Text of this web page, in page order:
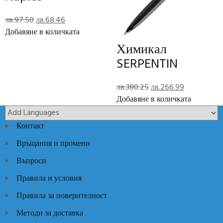
Отзиви (0)
Reviews
Код:SC9319Категории:Луксозни идеи,Луксозни кожени
изделия
лв.97.50Original
price
лв.68.46Текущата
цена
Добавяне в количката
Химикал
SERPENTIN
лв.380.25Original
price
лв.380.25.
лв.266.99Текущата
цена
лв.266.99.
Добавяне в количката
Контакт
Връщания и промени
Въпроси
Правила и условия
Правила за поверителност
Методи за доставка